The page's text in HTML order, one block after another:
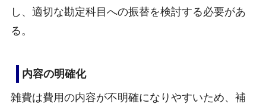
し、適切な勘定科目への振替を検討する必要があ
る。
内容の明確化
雑費は費用の内容が不明確になりやすいため、補